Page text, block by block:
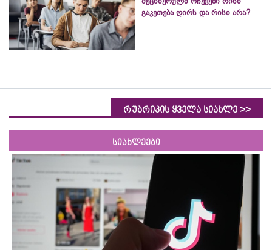
გაკეთება ღირს და რისი არა?
რუბრიკის ყველა სიახლე >>
სიახლეები